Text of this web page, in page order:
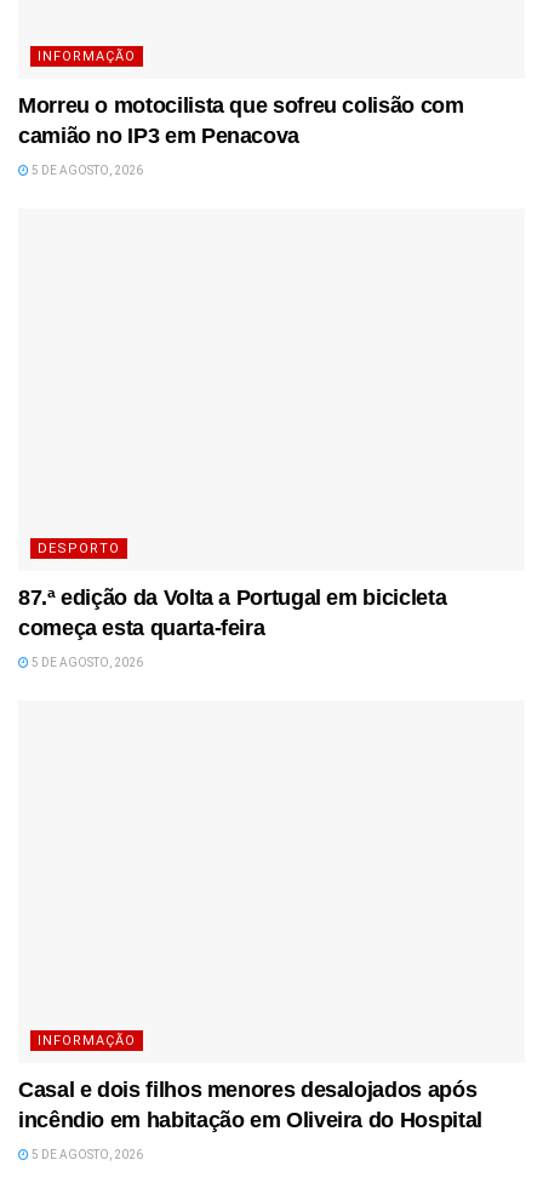
INFORMAÇÃO
Morreu o motocilista que sofreu colisão com
camião no IP3 em Penacova
5 DE AGOSTO, 2026
DESPORTO
87.ª edição da Volta a Portugal em bicicleta
começa esta quarta-feira
5 DE AGOSTO, 2026
INFORMAÇÃO
Casal e dois filhos menores desalojados após
incêndio em habitação em Oliveira do Hospital
5 DE AGOSTO, 2026